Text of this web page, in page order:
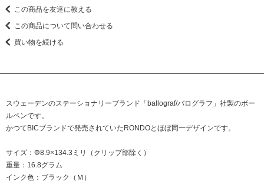
この商品を友達に教える
この商品について問い合わせる
買い物を続ける
スウェーデンのステーショナリーブランド「ballograf/バログラフ」社製のボー
ルペンです。
かつてBICブランドで発売されていたRONDOとほぼ同一デザインです。
サイズ：Φ8.9×134.3ミリ（クリップ部除く）
重量：16.8グラム
インク色：ブラック（Ｍ）